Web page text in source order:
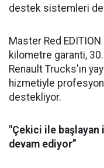
destek sistemleri
Master Red EDITION
kilometre garanti,
Renault Trucks'ın
hizmetiyle
destekliyor.
"Çekici ile
devam ediyor”